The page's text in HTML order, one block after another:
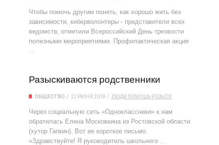
Чтобы помочь другим понять, как хорошо жить без
зависимости, киберволонтеры - представители всех
ведомств, отметили Всероссийский День трезвости
полезными мероприятиями. Профилактическая акция
…
Разыскиваются родственники
ОБЩЕСТВО 22 ИЮНЯ 2018 ЛЮДИ ПОМОЩЬ РОЗЫСК
Через социальную сеть «Одноклассники» к нам
обратилась Елена Московкина из Ростовской области
(хутор Гапкин). Вот ее короткое письмо.
«Здравствуйте! Я руководитель школьного …